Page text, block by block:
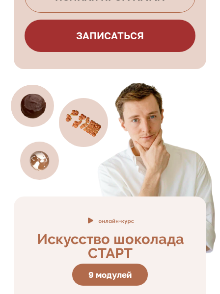
Бонусный курс: Декор из шоколада,
выпечка с шоколадом, цветы из
шоколада, +2 рецепта трюфелей, +2
рецепта нарезных конфет
Обратная связь и поддержка от
кураторов в чате
Именной сертификат установленного
16.990 ₽
21.990 ₽
в рассрочку без переплат на 12 месяцев
выгода
5000р
ПОЛНАЯ ПРОГРАММА
ЗАПИСАТЬСЯ
Ваши подарки
за полную оплату,
в рассрочку
от банков или Долями